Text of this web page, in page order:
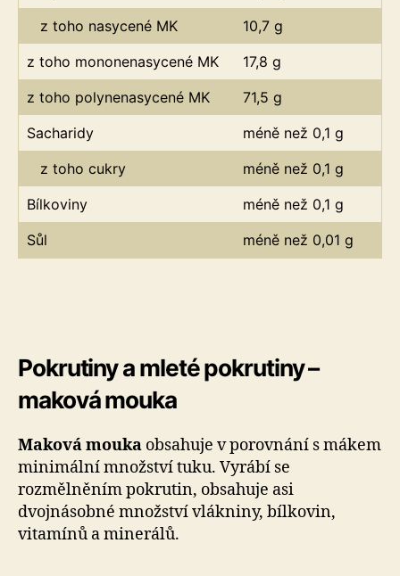
z toho nasycené MK
10,7 g
z toho mononenasycené MK
17,8 g
z toho polynenasycené MK
71,5 g
Sacharidy
méně než 0,1 g
z toho cukry
méně než 0,1 g
Bílkoviny
méně než 0,1 g
Sůl
méně než 0,01 g
Pokrutiny a mleté pokrutiny –
maková mouka
Maková mouka obsahuje v porovnání s mákem
minimální množství tuku. Vyrábí se
rozmělněním pokrutin, obsahuje asi
dvojnásobné množství vlákniny, bílkovin,
vitamínů a minerálů.